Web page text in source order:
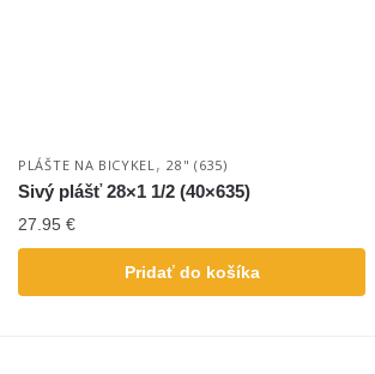
PLÁŠTE NA BICYKEL ,28" (635)
Sivý plášť 28×1 1/2 (40×635)
27.95 €
Pridať do košíka